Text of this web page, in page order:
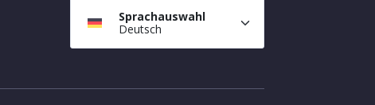
Sprachauswahl
Deutsch